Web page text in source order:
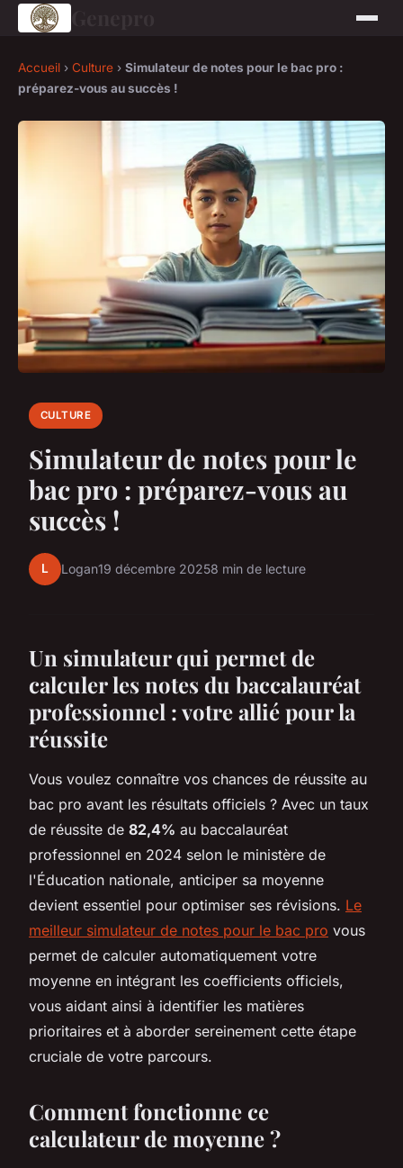
Accueil › Culture › Simulateur de notes pour le bac pro :
préparez-vous au succès !
CULTURE
Simulateur de notes pour le
bac pro : préparez-vous au
succès !
L Logan19 décembre 20258 min de lecture
Un simulateur qui permet de
calculer les notes du baccalauréat
professionnel : votre allié pour la
réussite
Vous voulez connaître vos chances de réussite au
bac pro avant les résultats officiels ? Avec un taux
de réussite de 82,4% au baccalauréat
professionnel en 2024 selon le ministère de
l'Éducation nationale, anticiper sa moyenne
devient essentiel pour optimiser ses révisions. Le
meilleur simulateur de notes pour le bac pro vous
permet de calculer automatiquement votre
moyenne en intégrant les coefficients officiels,
vous aidant ainsi à identifier les matières
prioritaires et à aborder sereinement cette étape
cruciale de votre parcours.
Comment fonctionne ce
calculateur de moyenne ?